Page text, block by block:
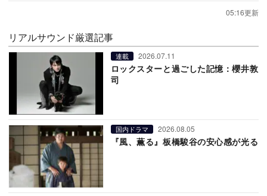
05:16更新
リアルサウンド厳選記事
連載 2026.07.11
ロックスターと過ごした記憶：櫻井敦
司
国内ドラマ 2026.08.05
『風、薫る』板橋駿谷の安心感が光る